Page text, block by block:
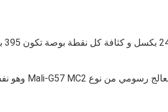
بكسل و كثافة كل نقطة بوصة تكون 395